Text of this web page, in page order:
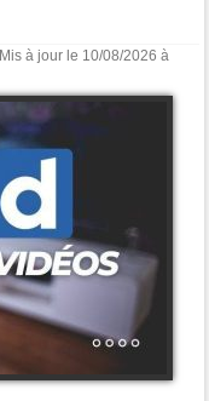
Mis à jour le 10/08/2026 à